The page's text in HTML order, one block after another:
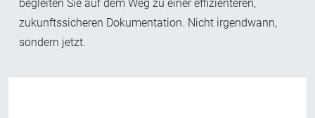
begleiten Sie auf dem Weg zu einer effizienteren,
zukunftssicheren Dokumentation. Nicht irgendwann,
sondern jetzt.